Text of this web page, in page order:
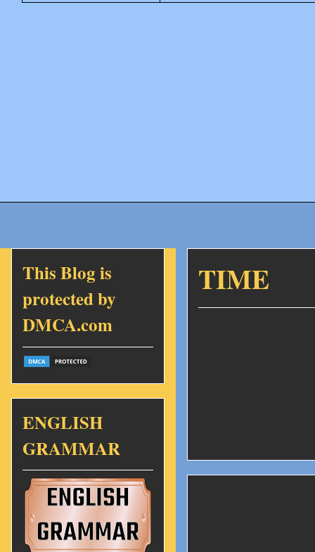
TIME
This Blog is
protected by
DMCA.com
ENGLISH
GRAMMAR